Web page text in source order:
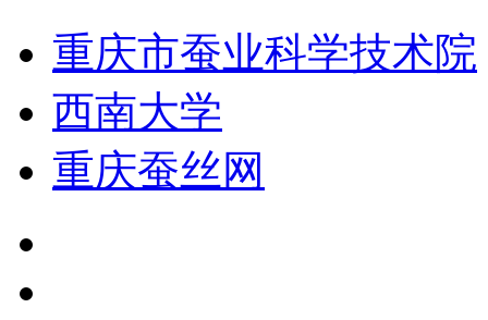
重庆市蚕业科学技术院
西南大学
重庆蚕丝网